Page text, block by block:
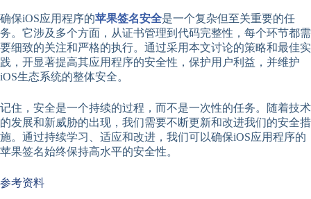
确保iOS应用程序的苹果签名安全是一个复杂但至关重要的任
务。它涉及多个方面，从证书管理到代码完整性，每个环节都需
要细致的关注和严格的执行。通过采用本文讨论的策略和最佳实
践，开显著提高其应用程序的安全性，保护用户利益，并维护
iOS生态系统的整体安全。
记住，安全是一个持续的过程，而不是一次性的任务。随着技术
的发展和新威胁的出现，我们需要不断更新和改进我们的安全措
施。通过持续学习、适应和改进，我们可以确保iOS应用程序的
苹果签名始终保持高水平的安全性。
参考资料